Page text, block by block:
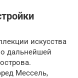
искусства
дальнейшей
Мессель,